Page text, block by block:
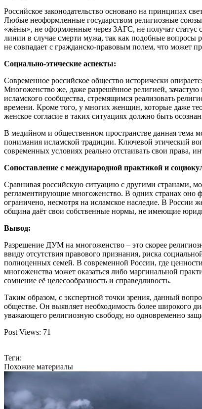
Российское законодательство основано на принципах
Любые неоформленные государством религиозные
«жёны», не оформленные через ЗАГС, не получат статус
линии в случае смерти мужа, так как подобные вопросы
не совпадает с гражданско-правовым полем, что может
Социально-этические аспекты:
Современное российское общество исторически
Многоженство же, даже разрешённое религией,
исламского сообщества, стремящимся реализовать
времени. Кроме того, у многих женщин, которые даже
женское согласие в таких ситуациях должно быть
В медийном и общественном пространстве данная тема
понимания исламской традиции. Ключевой этический
современных условиях реально отстаивать свои права,
Сопоставление с международной практикой и
Сравнивая российскую ситуацию с другими странами,
регламентирующие многоженство. В одних странах оно
ограничено, несмотря на исламское наследие. В России
община даёт свои собственные нормы, не имеющие
Вывод:
Разрешение ДУМ на многоженство – это скорее
ввиду отсутствия правового признания, риска
полноценных семей. В современной России, где
многоженства может оказаться либо маргинальной
сомнение её целесообразность и справедливость.
Таким образом, с экспертной точки зрения, данный
обществе. Он выявляет необходимость более широкого
уважающего религиозную свободу, но одновременно
Post Views: 71
Теги:
Похожие материалы